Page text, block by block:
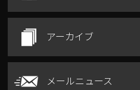
アーカイブ
メールニュース